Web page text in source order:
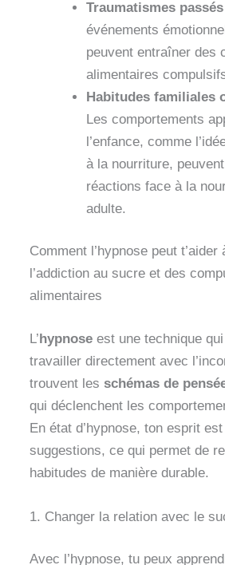
Traumatismes passés
événements
peuvent entraîner des
alimentaires
Habitudes familiales
Les comportements
l’enfance, comme
à la nourriture,
réactions face à la
adulte.
Comment l’hypnose peut
l’addiction au sucre et des
alimentaires
L’hypnose est une technique
travailler directement avec
trouvent les schémas de
qui déclenchent les
En état d’hypnose, ton esprit
suggestions, ce qui permet de
habitudes de manière durable.
1. Changer la relation avec le
Avec l’hypnose, tu peux